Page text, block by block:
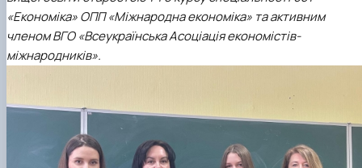
Сторінка аспіранта
«Економіка» ОПП «Міжнародна економіка» та активним
членом ВГО «Всеукраїнська Асоціація економістів-
міжнародників».